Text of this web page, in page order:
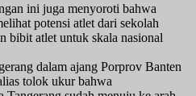
ini juga menyoroti bahwa
potensi atlet dari sekolah
bibit atlet untuk skala nasional
dalam ajang Porprov Banten
tolok ukur bahwa